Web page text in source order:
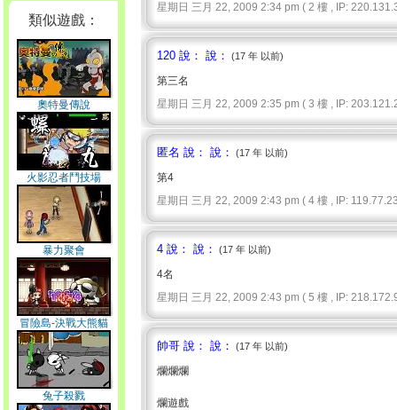
類似遊戲：
奧特曼傳說
火影忍者鬥技場
暴力聚會
冒險島-決戰大熊貓
兔子殺戮
星期日 三月 22, 2009 2:34 pm ( 2 樓 , IP:
120 說： 說： (17 年 以前)
第三名
星期日 三月 22, 2009 2:35 pm ( 3 樓 , IP:
匿名 說： 說： (17 年 以前)
第4
星期日 三月 22, 2009 2:43 pm ( 4 樓 , IP:
4 說： 說： (17 年 以前)
4名
星期日 三月 22, 2009 2:43 pm ( 5 樓 , IP:
帥哥 說： 說： (17 年 以前)
爛爛爛
爛遊戲